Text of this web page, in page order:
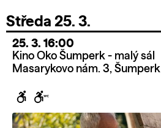
Středa 25. 3.
25. 3. 16:00
Kino Oko Šumperk - malý sál
Masarykovo nám. 3, Šumperk